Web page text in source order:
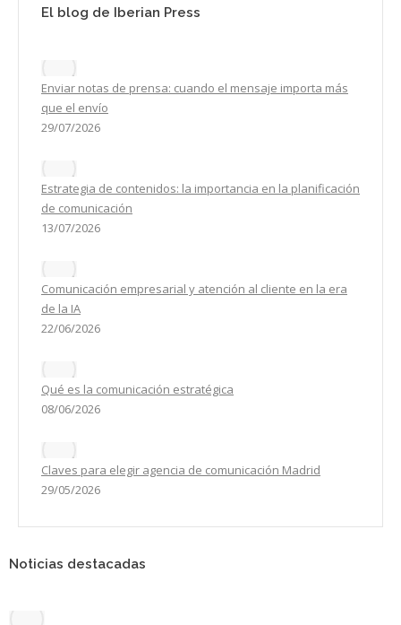
El blog de Iberian Press
Enviar notas de prensa: cuando el mensaje importa más
que el envío
29/07/2026
Estrategia de contenidos: la importancia en la planificación
de comunicación
13/07/2026
Comunicación empresarial y atención al cliente en la era
de la IA
22/06/2026
Qué es la comunicación estratégica
08/06/2026
Claves para elegir agencia de comunicación Madrid
29/05/2026
Noticias destacadas